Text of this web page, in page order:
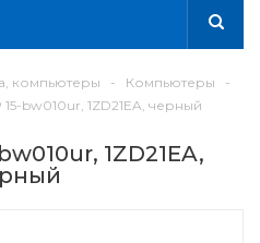
компьютеры - Компьютеры
-
bw010ur, 1ZD21EA, черный
1ZD21EA,